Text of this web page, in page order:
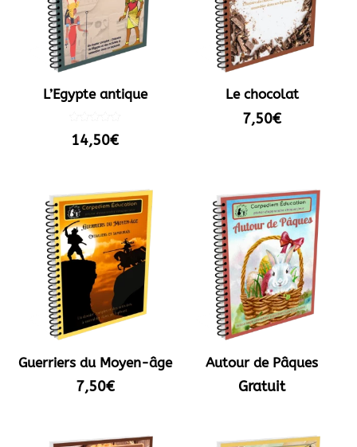
L’Egypte antique
5.00
sur 5
14,50€
Le chocolat
7,50€
Guerriers du Moyen-âge
7,50€
Autour de Pâques
Gratuit